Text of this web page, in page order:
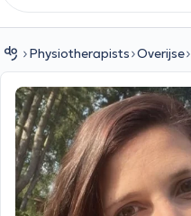
Physiotherapists Overijse